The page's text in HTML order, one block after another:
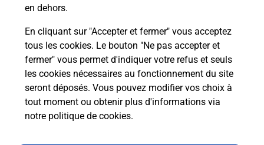
en dehors.
En cliquant sur "Accepter et fermer" vous acceptez
tous les cookies. Le bouton "Ne pas accepter et
fermer" vous permet d'indiquer votre refus et seuls
les cookies nécessaires au fonctionnement du site
seront déposés. Vous pouvez modifier vos choix à
tout moment ou obtenir plus d'informations via
notre politique de cookies.
Itinéraire
Localiser Liste Boîtes aux lettres
Loire-Atlantique
La Planche